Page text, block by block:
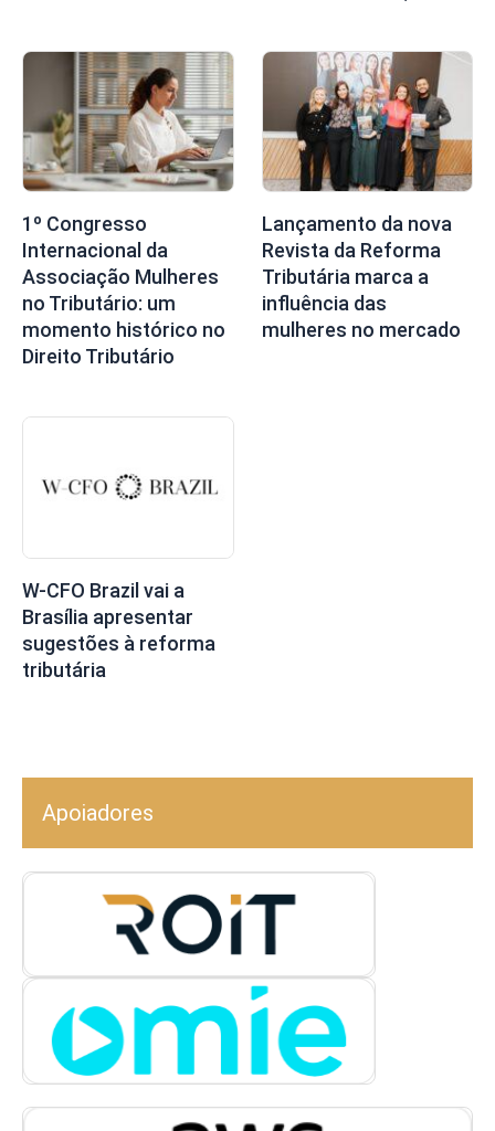
1º Congresso
Internacional da
Associação Mulheres
no Tributário: um
momento histórico no
Direito Tributário
Lançamento da nova
Revista da Reforma
Tributária marca a
influência das
mulheres no mercado
W-CFO Brazil vai a
Brasília apresentar
sugestões à reforma
tributária
Apoiadores